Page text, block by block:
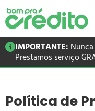
IMPORTANTE:
Prestamos serviço
Política de